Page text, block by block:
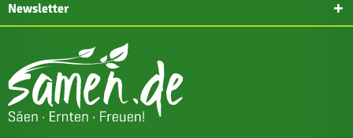
Newsletter